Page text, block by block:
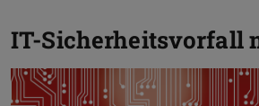
IT-Sicherheitsvorfall